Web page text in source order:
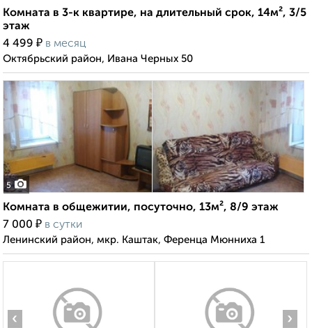
Комната в 3-к квартире, на длительный срок, 14м², 3/5
этаж
4 499 ₽ в месяц
Октябрьский район, Ивана Черных 50
5
Комната в общежитии, посуточно, 13м², 8/9 этаж
7 000 ₽ в сутки
Ленинский район, мкр. Каштак, Ференца Мюнниха 1
‹ ›